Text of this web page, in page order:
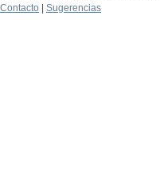
Contacto
Sugerencias